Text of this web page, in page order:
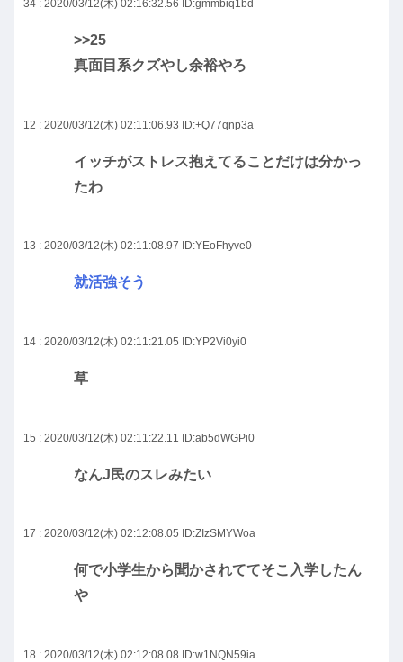
34 : 2020/03/12(木) 02:16:32.56 ID:gmmbiq1bd
>>25
真面目系クズやし余裕やろ
12 : 2020/03/12(木) 02:11:06.93 ID:+Q77qnp3a
イッチがストレス抱えてることだけは分かっ
たわ
13 : 2020/03/12(木) 02:11:08.97 ID:YEoFhyve0
就活強そう
14 : 2020/03/12(木) 02:11:21.05 ID:YP2Vi0yi0
草
15 : 2020/03/12(木) 02:11:22.11 ID:ab5dWGPi0
なんJ民のスレみたい
17 : 2020/03/12(木) 02:12:08.05 ID:ZIzSMYWoa
何で小学生から聞かされててそこ入学したん
や
18 : 2020/03/12(木) 02:12:08.08 ID:w1NQN59ia